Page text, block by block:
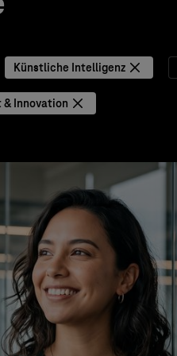
Künstliche Intelligenz
& Innovation